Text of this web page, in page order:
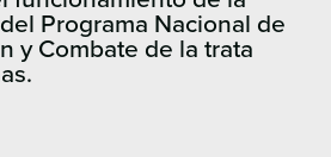
Programa Nacional de
y Combate de la trata